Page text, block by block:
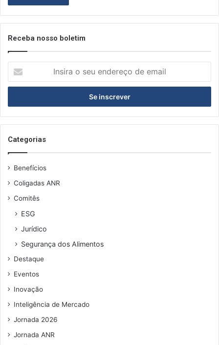
Receba nosso boletim
s
r
a
s
e
n
e
e
e
a
i
Categorias
Benefícios
Coligadas ANR
Comitês
ESG
Jurídico
Segurança dos Alimentos
Destaque
Eventos
Inovação
Inteligência de Mercado
Jornada 2026
Jornada ANR